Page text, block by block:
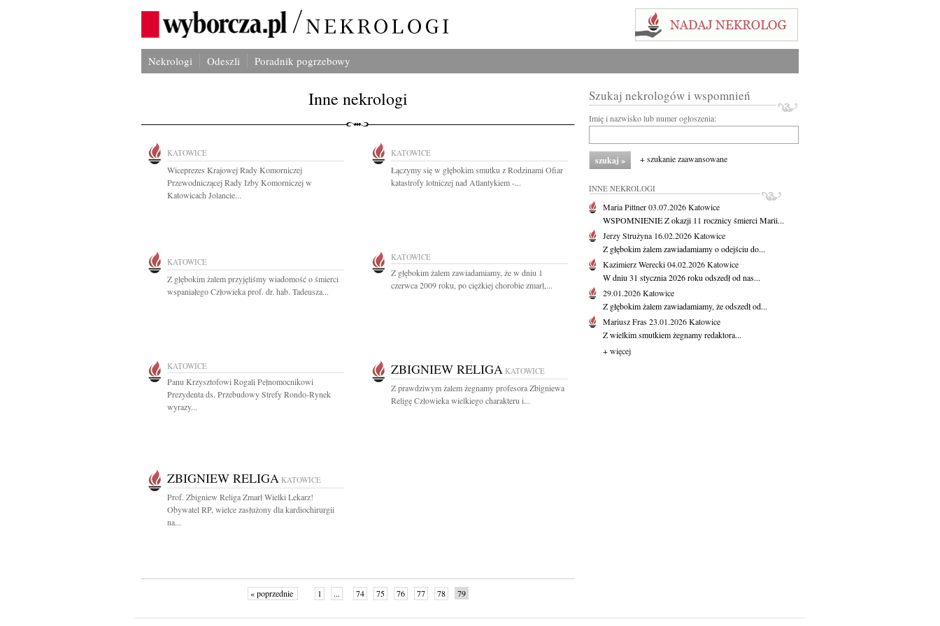
Nekrologi Odeszli Poradnik pogrzebowy
Inne nekrologi
KATOWICE
Wiceprezes Krajowej Rady Komorniczej
Przewodniczącej Rady Izby Komorniczej w
Katowicach Jolancie...
KATOWICE
Łączymy się w głębokim smutku z Rodzinami Ofiar
katastrofy lotniczej nad Atlantykiem -...
KATOWICE
Z głębokim żalem przyjęliśmy wiadomość o śmierci
wspaniałego Człowieka prof. dr. hab. Tadeusza...
KATOWICE
Z głębokim żalem zawiadamiamy, że w dniu 1
czerwca 2009 roku, po ciężkiej chorobie zmarł,...
KATOWICE
Panu Krzysztofowi Rogali Pełnomocnikowi
Prezydenta ds. Przebudowy Strefy Rondo-Rynek
wyrazy...
ZBIGNIEW RELIGA KATOWICE
Z prawdziwym żalem żegnamy profesora Zbigniewa
Religę Człowieka wielkiego charakteru i...
ZBIGNIEW RELIGA KATOWICE
Prof. Zbigniew Religa Zmarł Wielki Lekarz!
Obywatel RP, wielce zasłużony dla kardiochirurgii
na...
« poprzednie 1 ... 74 75 76 77 78 79
Szukaj nekrologów i wspomnień
Imię i nazwisko lub numer ogłoszenia:
+ szukanie zaawansowane
INNE NEKROLOGI
Maria Pittner03.07.2026Katowice
WSPOMNIENIE Z okazji 11 rocznicy śmierci Marii...
Jerzy Strużyna 16.02.2026Katowice
Z głębokim żalem zawiadamiamy o odejściu do...
Kazimierz Werecki04.02.2026Katowice
W dniu 31 stycznia 2026 roku odszedł od nas...
29.01.2026Katowice
Z głębokim żalem zawiadamiamy, że odszedł od...
Mariusz Fras23.01.2026Katowice
Z wielkim smutkiem żegnamy redaktora...
+ więcej